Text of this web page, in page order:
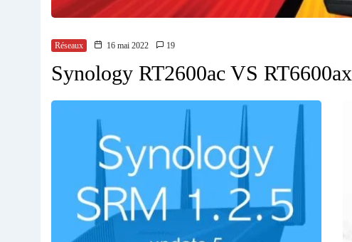
Réseaux 16 mai 2022 19
Synology RT2600ac VS RT6600ax